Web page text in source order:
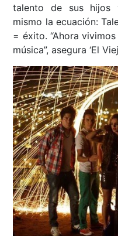
talento de sus hijos
mismo la ecuación:
= éxito. “Ahora
música”, asegura ‘El